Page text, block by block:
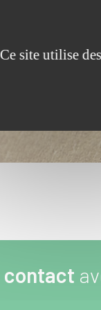
contact
Ce site utilise